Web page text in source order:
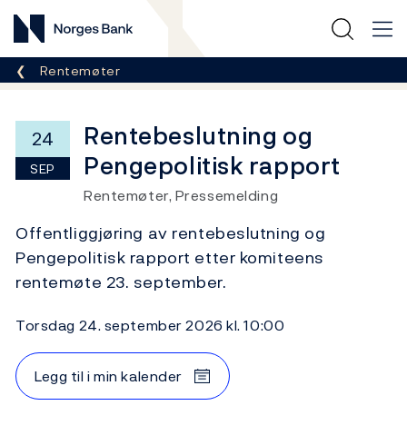
Norges Bank
Her er du nå:
Rentemøter
24
SEP
Rentebeslutning og
Pengepolitisk rapport
Rentemøter, Pressemelding
Offentliggjøring av rentebeslutning og
Pengepolitisk rapport etter komiteens
rentemøte 23. september.
torsdag 24. september 2026 kl. 10:00
Legg til i min kalender